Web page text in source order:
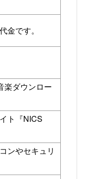
金です。
楽ダウンロー
ト『NICS
ンやセキュリ